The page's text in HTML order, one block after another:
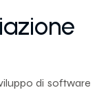
di software